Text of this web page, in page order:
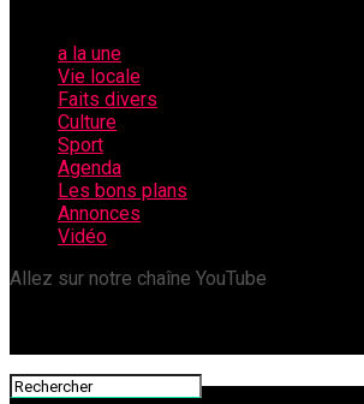
a la une
Vie locale
Faits divers
Culture
Sport
Agenda
Les bons plans
Annonces
Vidéo
Allez sur notre chaîne YouTube